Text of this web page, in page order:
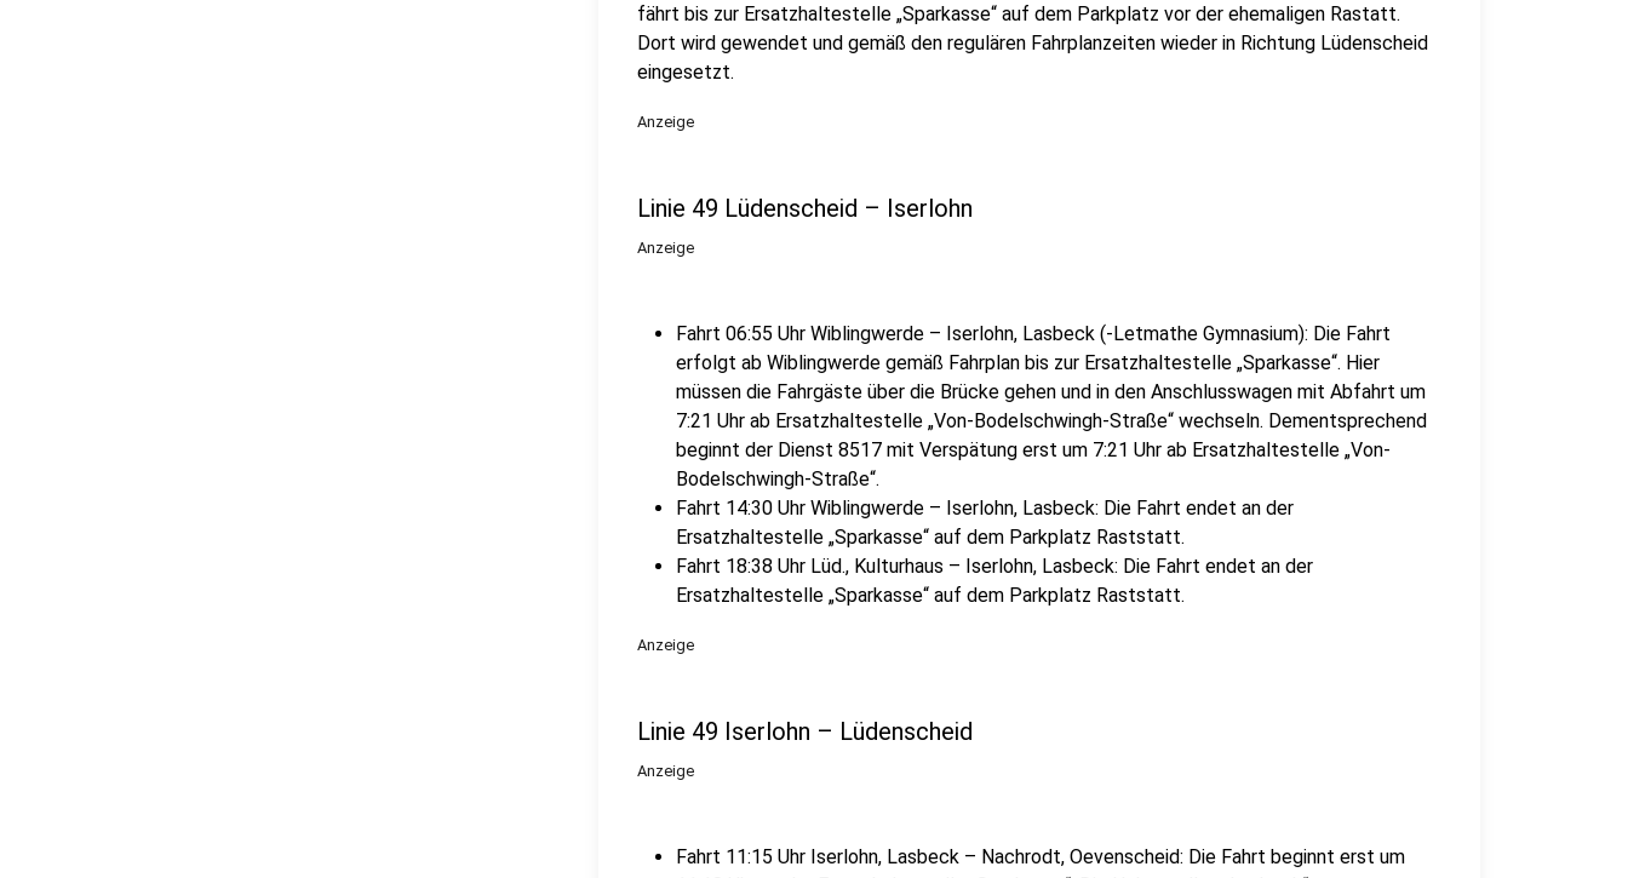
fährt bis zur Ersatzhaltestelle „Sparkasse“ auf dem Parkplatz vor der ehemaligen Rastatt.
Dort wird gewendet und gemäß den regulären Fahrplanzeiten wieder in Richtung Lüdenscheid
eingesetzt.
Anzeige
Linie 49 Lüdenscheid – Iserlohn
Anzeige
Fahrt 06:55 Uhr Wiblingwerde – Iserlohn, Lasbeck (-Letmathe Gymnasium): Die Fahrt
erfolgt ab Wiblingwerde gemäß Fahrplan bis zur Ersatzhaltestelle „Sparkasse“. Hier
müssen die Fahrgäste über die Brücke gehen und in den Anschlusswagen mit Abfahrt um
7:21 Uhr ab Ersatzhaltestelle „Von-Bodelschwingh-Straße“ wechseln. Dementsprechend
beginnt der Dienst 8517 mit Verspätung erst um 7:21 Uhr ab Ersatzhaltestelle „Von-
Bodelschwingh-Straße“.
Fahrt 14:30 Uhr Wiblingwerde – Iserlohn, Lasbeck: Die Fahrt endet an der
Ersatzhaltestelle „Sparkasse“ auf dem Parkplatz Raststatt.
Fahrt 18:38 Uhr Lüd., Kulturhaus – Iserlohn, Lasbeck: Die Fahrt endet an der
Ersatzhaltestelle „Sparkasse“ auf dem Parkplatz Raststatt.
Anzeige
Linie 49 Iserlohn – Lüdenscheid
Anzeige
Fahrt 11:15 Uhr Iserlohn, Lasbeck – Nachrodt, Oevenscheid: Die Fahrt beginnt erst um